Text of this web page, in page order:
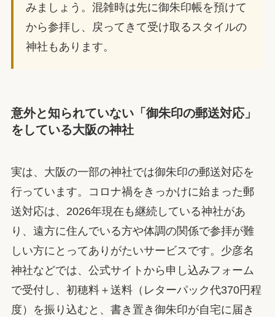
みましょう。混雑時は先に御朱印帳を預けて
から参拝し、戻ってきて受け取るスタイルの
神社もあります。
意外と知られていない「御朱印の郵送対応」
をしている大阪の神社
実は、大阪の一部の神社では御朱印の郵送対応を
行っています。コロナ禍をきっかけに始まった郵
送対応は、2026年現在も継続している神社があ
り、遠方に住んでいる方や体調の関係で参拝が難
しい方にとってありがたいサービスです。少彦名
神社などでは、公式サイトから申し込みフォーム
で受付し、初穂料＋送料（レターパック代370円程
度）を振り込むと、書き置き御朱印が自宅に届き